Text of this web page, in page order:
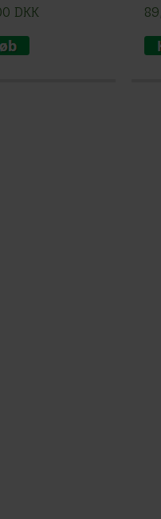
og tov. Den
og praktiske
til ophængning af
DKK